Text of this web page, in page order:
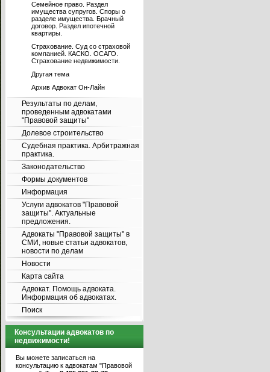
Семейное право. Раздел
имущества супругов. Споры о
разделе имущества. Брачный
договор. Раздел ипотечной
квартиры.
Страхование. Суд со страховой
компанией. КАСКО. ОСАГО.
Страхование недвижимости.
Другая тема
Архив Адвокат Он-Лайн
Результаты по делам,
проведенным адвокатами
"Правовой защиты"
Долевое строительство
Судебная практика. Арбитражная
практика.
Законодательство
Формы документов
Информация
Услуги адвокатов "Правовой
защиты". Актуальные
предложения.
Адвокаты "Правовой защиты" в
СМИ, новые статьи адвокатов,
новости по делам
Новости
Карта сайта
Адвокат. Помощь адвоката.
Информация об адвокатах.
Поиск
Консультации адвокатов по
недвижимости!
Вы можете записаться на
консультацию к адвокатам "Правовой